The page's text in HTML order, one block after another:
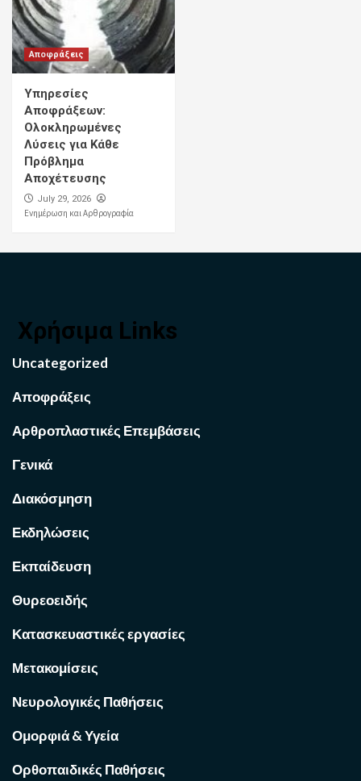
Αποφράξεις
Υπηρεσίες
Αποφράξεων:
Ολοκληρωμένες
Λύσεις για Κάθε
Πρόβλημα
Αποχέτευσης
July 29, 2026
Ενημέρωση και Αρθρογραφία
Χρήσιμα Links
Uncategorized
Αποφράξεις
Αρθροπλαστικές Επεμβάσεις
Γενικά
Διακόσμηση
Εκδηλώσεις
Εκπαίδευση
Θυρεοειδής
Κατασκευαστικές εργασίες
Μετακομίσεις
Νευρολογικές Παθήσεις
Ομορφιά & Υγεία
Ορθοπαιδικές Παθήσεις